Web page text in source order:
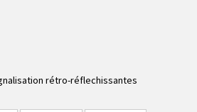
rétro-réflechissantes